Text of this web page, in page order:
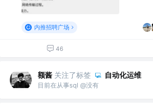
内推招聘广场
46
额酱 关注了标签 自动化运维
目前在从事sql @没有